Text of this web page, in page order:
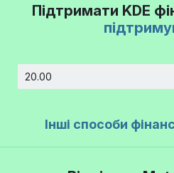
Підтримати KDE
Інші способи